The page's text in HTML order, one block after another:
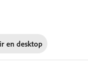
en desktop